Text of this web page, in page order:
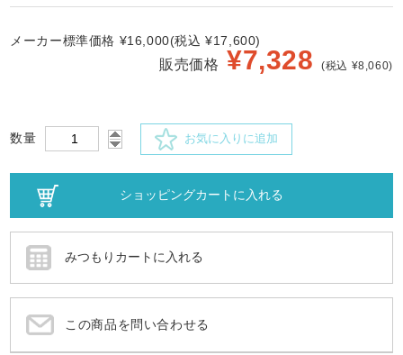
メーカー標準価格 ¥16,000(税込 ¥17,600)
販売価格 ¥7,328 (税込 ¥8,060)
数量 お気に入りに追加
この商品を問い合わせる